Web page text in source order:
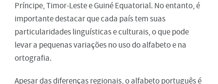
Príncipe, Timor-Leste e Guiné Equatorial. No entanto, é
importante destacar que cada país tem suas
particularidades linguísticas e culturais, o que pode
levar a pequenas variações no uso do alfabeto e na
ortografia.
Apesar das diferenças regionais, o alfabeto português é